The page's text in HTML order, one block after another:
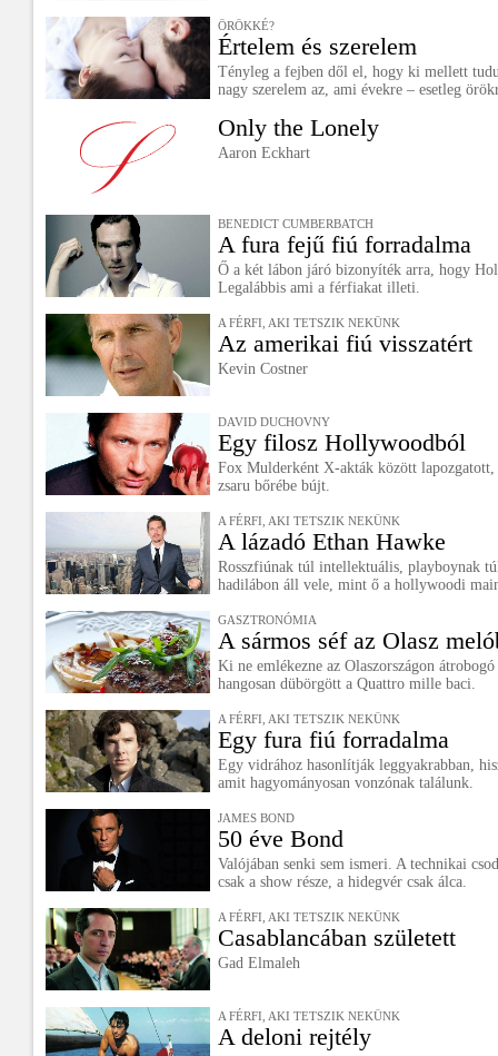
ÖRÖKKÉ?
Értelem és szerelem
Tényleg a fejben dől el, hogy ki mellett
nagy szerelem az, ami évekre – esetleg
Only the Lonely
Aaron Eckhart
BENEDICT CUMBERBATCH
A fura fejű fiú forradalma
Ő a két lábon járó bizonyíték arra, hogy
Legalábbis ami a férfiakat illeti.
A FÉRFI, AKI TETSZIK NEKÜNK
Az amerikai fiú visszatért
Kevin Costner
DAVID DUCHOVNY
Egy filosz Hollywoodból
Fox Mulderként X-akták között lapozgatott,
zsaru bőrébe bújt.
A FÉRFI, AKI TETSZIK NEKÜNK
A lázadó Ethan Hawke
Rosszfiúnak túl intellektuális, playboynak
hadilábon áll vele, mint ő a hollywoodi
GASZTRONÓMIA
A sármos séf az Olasz
Ki ne emlékezne az Olaszországon
hangosan dübörgött a Quattro mille baci.
A FÉRFI, AKI TETSZIK NEKÜNK
Egy fura fiú forradalma
Egy vidrához hasonlítják leggyakrabban,
amit hagyományosan vonzónak találunk.
JAMES BOND
50 éve Bond
Valójában senki sem ismeri. A technikai
csak a show része, a hidegvér csak álca.
A FÉRFI, AKI TETSZIK NEKÜNK
Casablancában született
Gad Elmaleh
A FÉRFI, AKI TETSZIK NEKÜNK
A deloni rejtély